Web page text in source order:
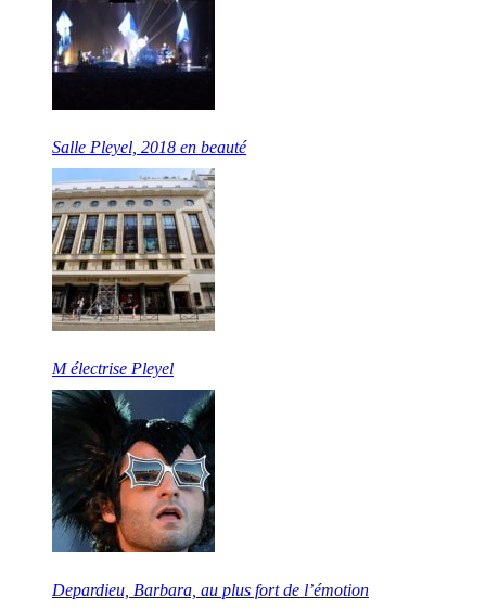
Salle Pleyel, 2018 en beauté
M électrise Pleyel
Depardieu, Barbara, au plus fort de l’émotion